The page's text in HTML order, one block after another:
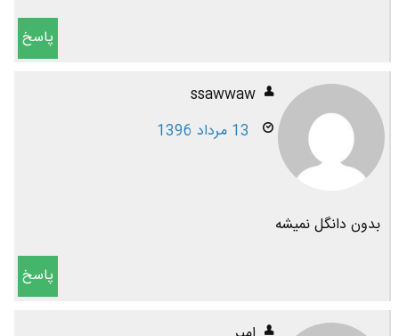
پاسخ
ssawwaw
13 مرداد 1396
بدون دانگل نمیشه
پاسخ